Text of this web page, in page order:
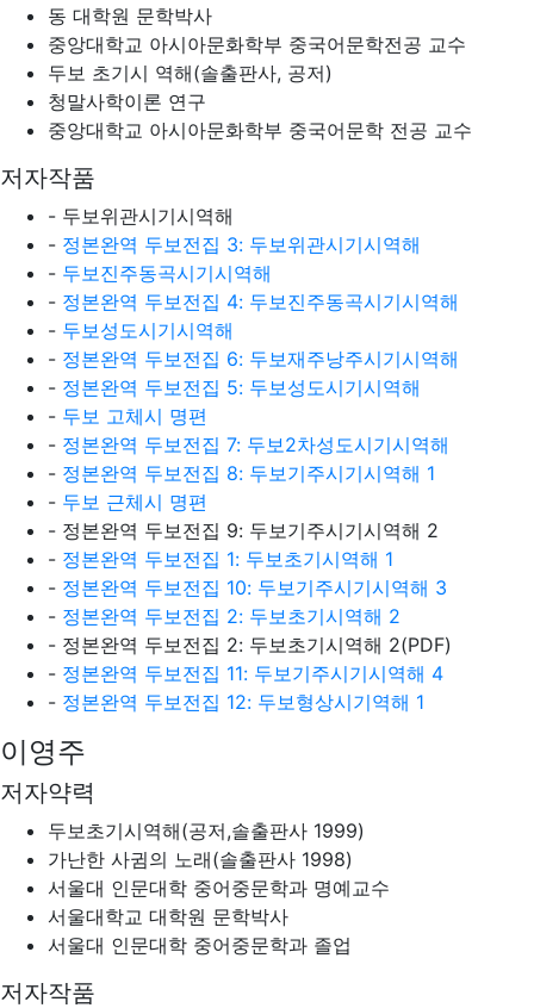
동 대학원 문학박사
중앙대학교 아시아문화학부 중국어문학전공 교수
두보 초기시 역해(솔출판사, 공저)
청말사학이론 연구
중앙대학교 아시아문화학부 중국어문학 전공 교수
저자작품
- 두보위관시기시역해
- 정본완역 두보전집 3: 두보위관시기시역해
- 두보진주동곡시기시역해
- 정본완역 두보전집 4: 두보진주동곡시기시역해
- 두보성도시기시역해
- 정본완역 두보전집 6: 두보재주낭주시기시역해
- 정본완역 두보전집 5: 두보성도시기시역해
- 두보 고체시 명편
- 정본완역 두보전집 7: 두보2차성도시기시역해
- 정본완역 두보전집 8: 두보기주시기시역해 1
- 두보 근체시 명편
- 정본완역 두보전집 9: 두보기주시기시역해 2
- 정본완역 두보전집 1: 두보초기시역해 1
- 정본완역 두보전집 10: 두보기주시기시역해 3
- 정본완역 두보전집 2: 두보초기시역해 2
- 정본완역 두보전집 2: 두보초기시역해 2(PDF)
- 정본완역 두보전집 11: 두보기주시기시역해 4
- 정본완역 두보전집 12: 두보형상시기역해 1
이영주
저자약력
두보초기시역해(공저,솔출판사 1999)
가난한 사귐의 노래(솔출판사 1998)
서울대 인문대학 중어중문학과 명예교수
서울대학교 대학원 문학박사
서울대 인문대학 중어중문학과 졸업
저자작품